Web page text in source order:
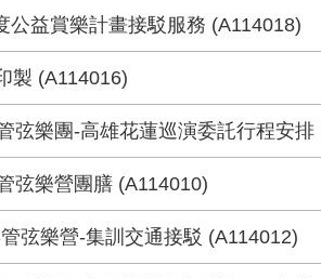
公益賞樂計畫接駁服務 (A114018)
製 (A114016)
弦樂團-高雄花蓮巡演委託行程安排
弦樂營團膳 (A114010)
弦樂營-集訓交通接駁 (A114012)